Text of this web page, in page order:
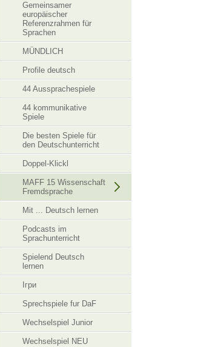
Gemeinsamer
europäischer
Referenzrahmen für
Sprachen
MÜNDLICH
Profile deutsch
44 Aussprachespiele
44 kommunikative
Spiele
Die besten Spiele für
den Deutschunterricht
Doppel-Klickl
MAFF 15 Wissenschaft
Fremdsprache
Mit ... Deutsch lernen
Podcasts im
Sprachunterricht
Spielend Deutsch
lernen
Ігри
Sprechspiele fur DaF
Wechselspiel Junior
Wechselspiel NEU